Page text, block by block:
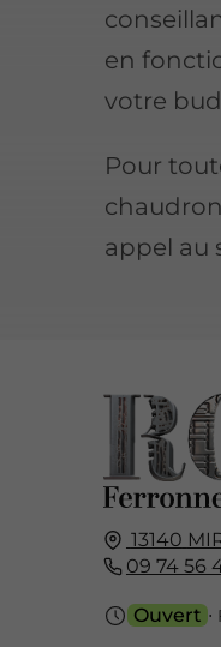
en
votre
Pour
appel au
13140
09 74 56
Ouvert ⋅